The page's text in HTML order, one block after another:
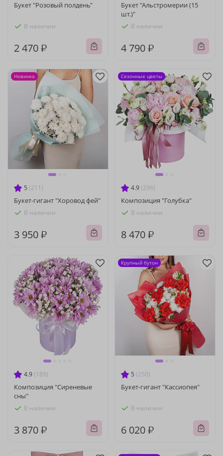
Букет "Розовый полдень"
В наличии
2 470 ₽
Букет "Альстромерии (15
шт.)"
В наличии
4 790 ₽
5 (211)
Букет-гигант "Хоровод фей"
В наличии
3 950 ₽
Новинка
4.9 (296)
Композиция "Голубка"
В наличии
8 470 ₽
Сезонные цветы
4.9 (189)
Композиция "Сиреневые
сны"
В наличии
3 870 ₽
5 (250)
Букет-гигант "Кассиопея"
В наличии
6 020 ₽
Крупный бутон